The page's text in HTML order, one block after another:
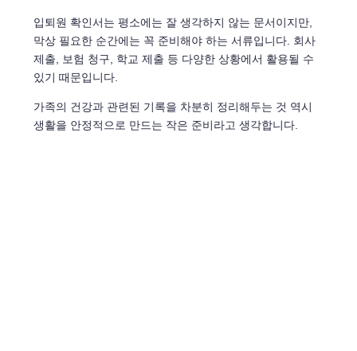
입퇴원 확인서는 평소에는 잘 생각하지 않는 문서이지만,
막상 필요한 순간에는 꼭 준비해야 하는 서류입니다. 회사
제출, 보험 청구, 학교 제출 등 다양한 상황에서 활용될 수
있기 때문입니다.
가족의 건강과 관련된 기록을 차분히 정리해두는 것 역시
생활을 안정적으로 만드는 작은 준비라고 생각합니다.